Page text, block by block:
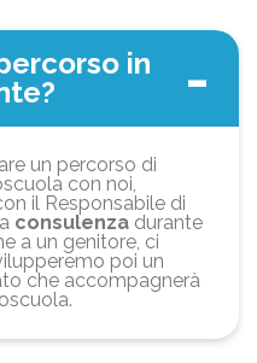
in
un percorso di
con noi,
il Responsabile di
consulenza durante
a un genitore, ci
poi un
che accompagnerà